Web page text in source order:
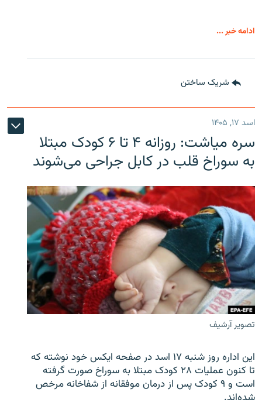
ادامه خبر ...
شریک ساختن
اسد ۱۷, ۱۴۰۵
سره‌ میاشت: روزانه ۴ تا ۶ کودک مبتلا
به سوراخ قلب در کابل جراحی می‌شوند
تصویر آرشیف
این اداره روز شنبه ۱۷ اسد در صفحه ایکس خود نوشته که
تا کنون عملیات ۲۸ کودک مبتلا به سوراخ صورت گرفته
است و ۹ کودک پس از درمان موفقانه از شفاخانه مرخص
شده‌اند.